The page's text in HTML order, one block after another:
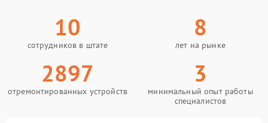
10
сотрудников в штате
8
лет на рынке
2897
отремонтированных устройств
3
минимальный опыт работы
специалистов